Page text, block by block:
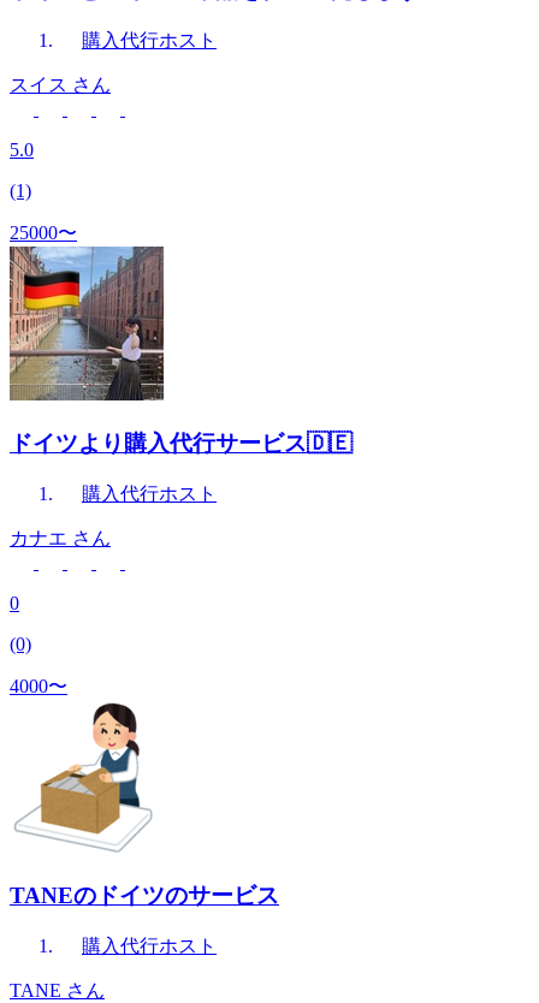
購入代行ホスト
スイス さん
5.0
(1)
25000〜
ドイツより購入代行サービス🇩🇪
購入代行ホスト
カナエ さん
0
(0)
4000〜
TANEのドイツのサービス
購入代行ホスト
TANE さん